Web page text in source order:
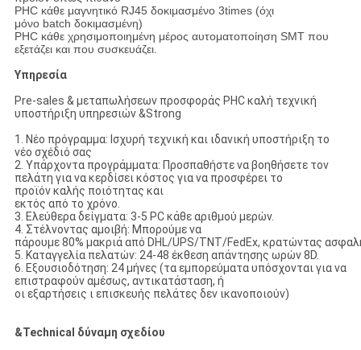
PHC κάθε μαγνητικό RJ45 δοκιμασμένο 3times (όχι
μόνο batch δοκιμασμένη)
PHC κάθε χρησιμοποιημένη μέρος αυτοματοποίηση SMT που
εξετάζει και που συσκευάζει.
Υπηρεσία
Pre-sales & μεταπωλήσεων προσφοράς PHC καλή τεχνική
υποστήριξη υπηρεσιών &Strong
1. Νέο πρόγραμμα: Ισχυρή τεχνική και ιδανική υποστήριξη το
νέο σχέδιό σας
2. Υπάρχοντα προγράμματα: Προσπαθήστε να βοηθήσετε τον
πελάτη για να κερδίσει κόστος για να προσφέρει το
προϊόν καλής ποιότητας και
εκτός από το χρόνο.
3. Ελεύθερα δείγματα: 3-5 PC κάθε αριθμού μερών.
4. Στέλνοντας αμοιβή: Μπορούμε να
πάρουμε 80% μακριά από DHL/UPS/TNT/FedEx, κρατώντας
5. Καταγγελία πελατών: 24-48 έκθεση απάντησης ωρών 8D.
6. Εξουσιοδότηση: 24 μήνες (τα εμπορεύματα υπόσχονται για να
επιστραφούν αμέσως, αντικατάσταση, ή
οι εξαρτήσεις ι επισκευής πελάτες δεν ικανοποιούν)
&Technical δύναμη σχεδίου